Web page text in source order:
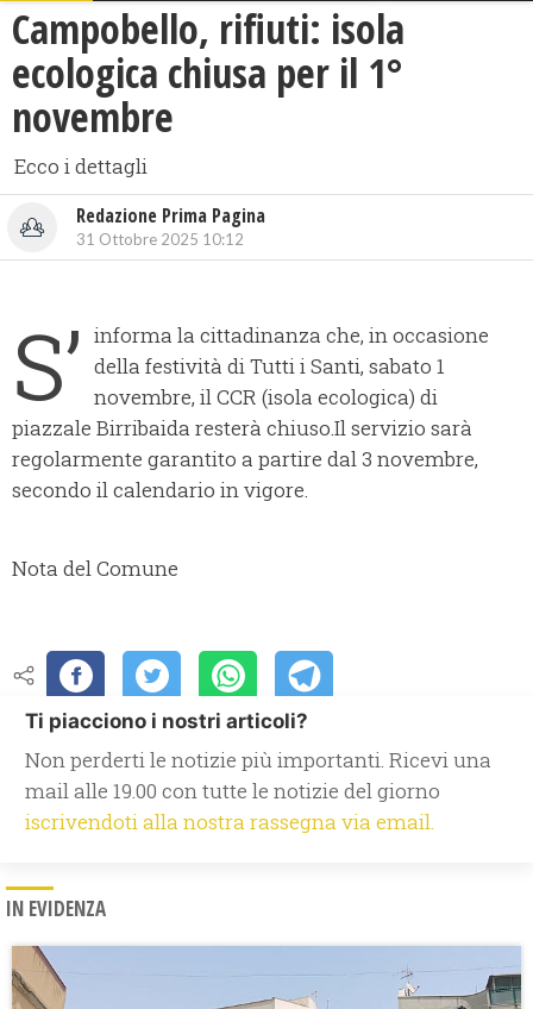
Campobello, rifiuti: isola
ecologica chiusa per il 1°
novembre
Ecco i dettagli
Redazione Prima Pagina
31 Ottobre 2025 10:12
S’ informa la cittadinanza che, in occasione
della festività di Tutti i Santi, sabato 1
novembre, il CCR (isola ecologica) di
piazzale Birribaida resterà chiuso.Il servizio sarà
regolarmente garantito a partire dal 3 novembre,
secondo il calendario in vigore.
Nota del Comune
Ti piacciono i nostri articoli?
Non perderti le notizie più importanti. Ricevi una
mail alle 19.00 con tutte le notizie del giorno
iscrivendoti alla nostra rassegna via email.
IN EVIDENZA